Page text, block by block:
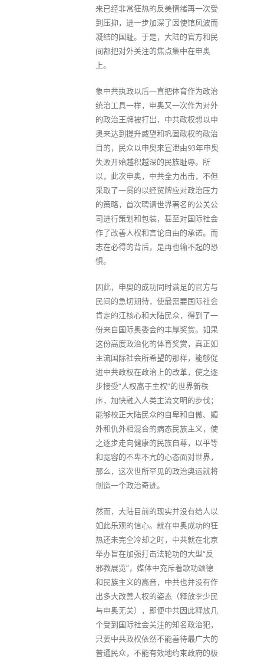
来已经非常狂热的反美情绪再一次受
到压抑，进一步加深了因使馆风波而
凝结的国耻。于是，大陆的官方和民
间都把对外关注的焦点集中在申奥
上。
象中共执政以后一直把体育作为政治
统治工具一样，申奥又一次作为对外
的政治王牌被打出，中共政权想以申
奥来达到提升威望和巩固政权的政治
目的，民众以申奥来宣泄由93年申奥
失败开始越积越深的民族耻辱。所
以，此次申奥，中共全力出击，不但
采取了一贯的以经贸牌应对政治压力
的策略，首次聘请世界著名的公关公
司进行策划和包装，甚至对国际社会
作了改善人权和言论自由的承诺。而
志在必得的背后，是再也输不起的恐
惧。
因此，申奥的成功同时满足的官方与
民间的急切期待，使最需要国际社会
肯定的江核心和大陆民众，得到了一
份来自国际奥委会的丰厚奖赏。如果
这份高度政治化的体育奖赏，真正如
主流国际社会所希望的那样，能够促
进中共政权在政治上的改革，使之逐
步接受“人权高于主权”的世界新秩
序，加快融入人类主流文明的步伐；
能够校正大陆民众的自卑和自傲、媚
外和仇外相混合的病态民族主义，使
之逐步走向健康的民族自尊，以平等
和宽容的不卑不亢的心态面对世界，
那么，这次世所罕见的政治奥运就将
创造一个政治奇迹。
然而，大陆目前的现实并没有给人以
如此乐观的信心。就在申奥成功的狂
热还未完全冷却之时，中共就在北京
举办旨在加强打击法轮功的大型“反
邪教展览”，媒体中充斥着歌功颂德
和民族主义的高音，中共也并没有作
出多大改善人权的姿态（释放李少民
与申奥无关），即便中共因此释放几
个受到国际社会关注的知名政治犯，
只要中共政权依然不能善待最广大的
普通民众，不能有效地约束政府的极